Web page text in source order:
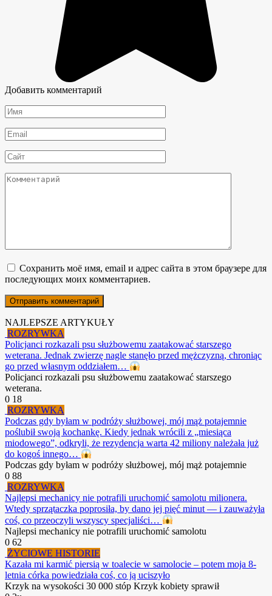
Добавить комментарий
Имя
*
Email
*
Сайт
Комментарий
Сохранить моё имя, email и адрес сайта в этом браузере для
последующих моих комментариев.
NAJLEPSZE ARTYKUŁY
ROZRYWKA
Policjanci rozkazali psu służbowemu zaatakować starszego
weterana. Jednak zwierzę nagle stanęło przed mężczyzną, chroniąc
go przed własnym oddziałem…
Policjanci rozkazali psu służbowemu zaatakować starszego
weterana.
0 18
ROZRYWKA
Podczas gdy byłam w podróży służbowej, mój mąż potajemnie
poślubił swoją kochankę. Kiedy jednak wrócili z „miesiąca
miodowego”, odkryli, że rezydencja warta 42 miliony należała już
do kogoś innego…
Podczas gdy byłam w podróży służbowej, mój mąż potajemnie
0 88
ROZRYWKA
Najlepsi mechanicy nie potrafili uruchomić samolotu milionera.
Wtedy sprzątaczka poprosiła, by dano jej pięć minut — i zauważyła
coś, co przeoczyli wszyscy specjaliści…
Najlepsi mechanicy nie potrafili uruchomić samolotu
0 62
ŻYCIOWE HISTORIE
Kazała mi karmić piersią w toalecie w samolocie – potem moja 8-
letnia córka powiedziała coś, co ją uciszyło
Krzyk na wysokości 30 000 stóp Krzyk kobiety sprawił